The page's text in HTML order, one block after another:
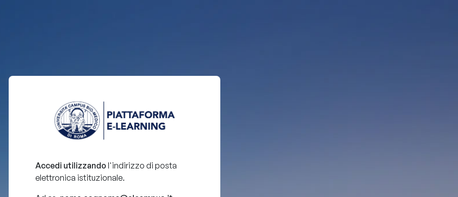
Accedi utilizzando l'indirizzo di posta
elettronica istituzionale.